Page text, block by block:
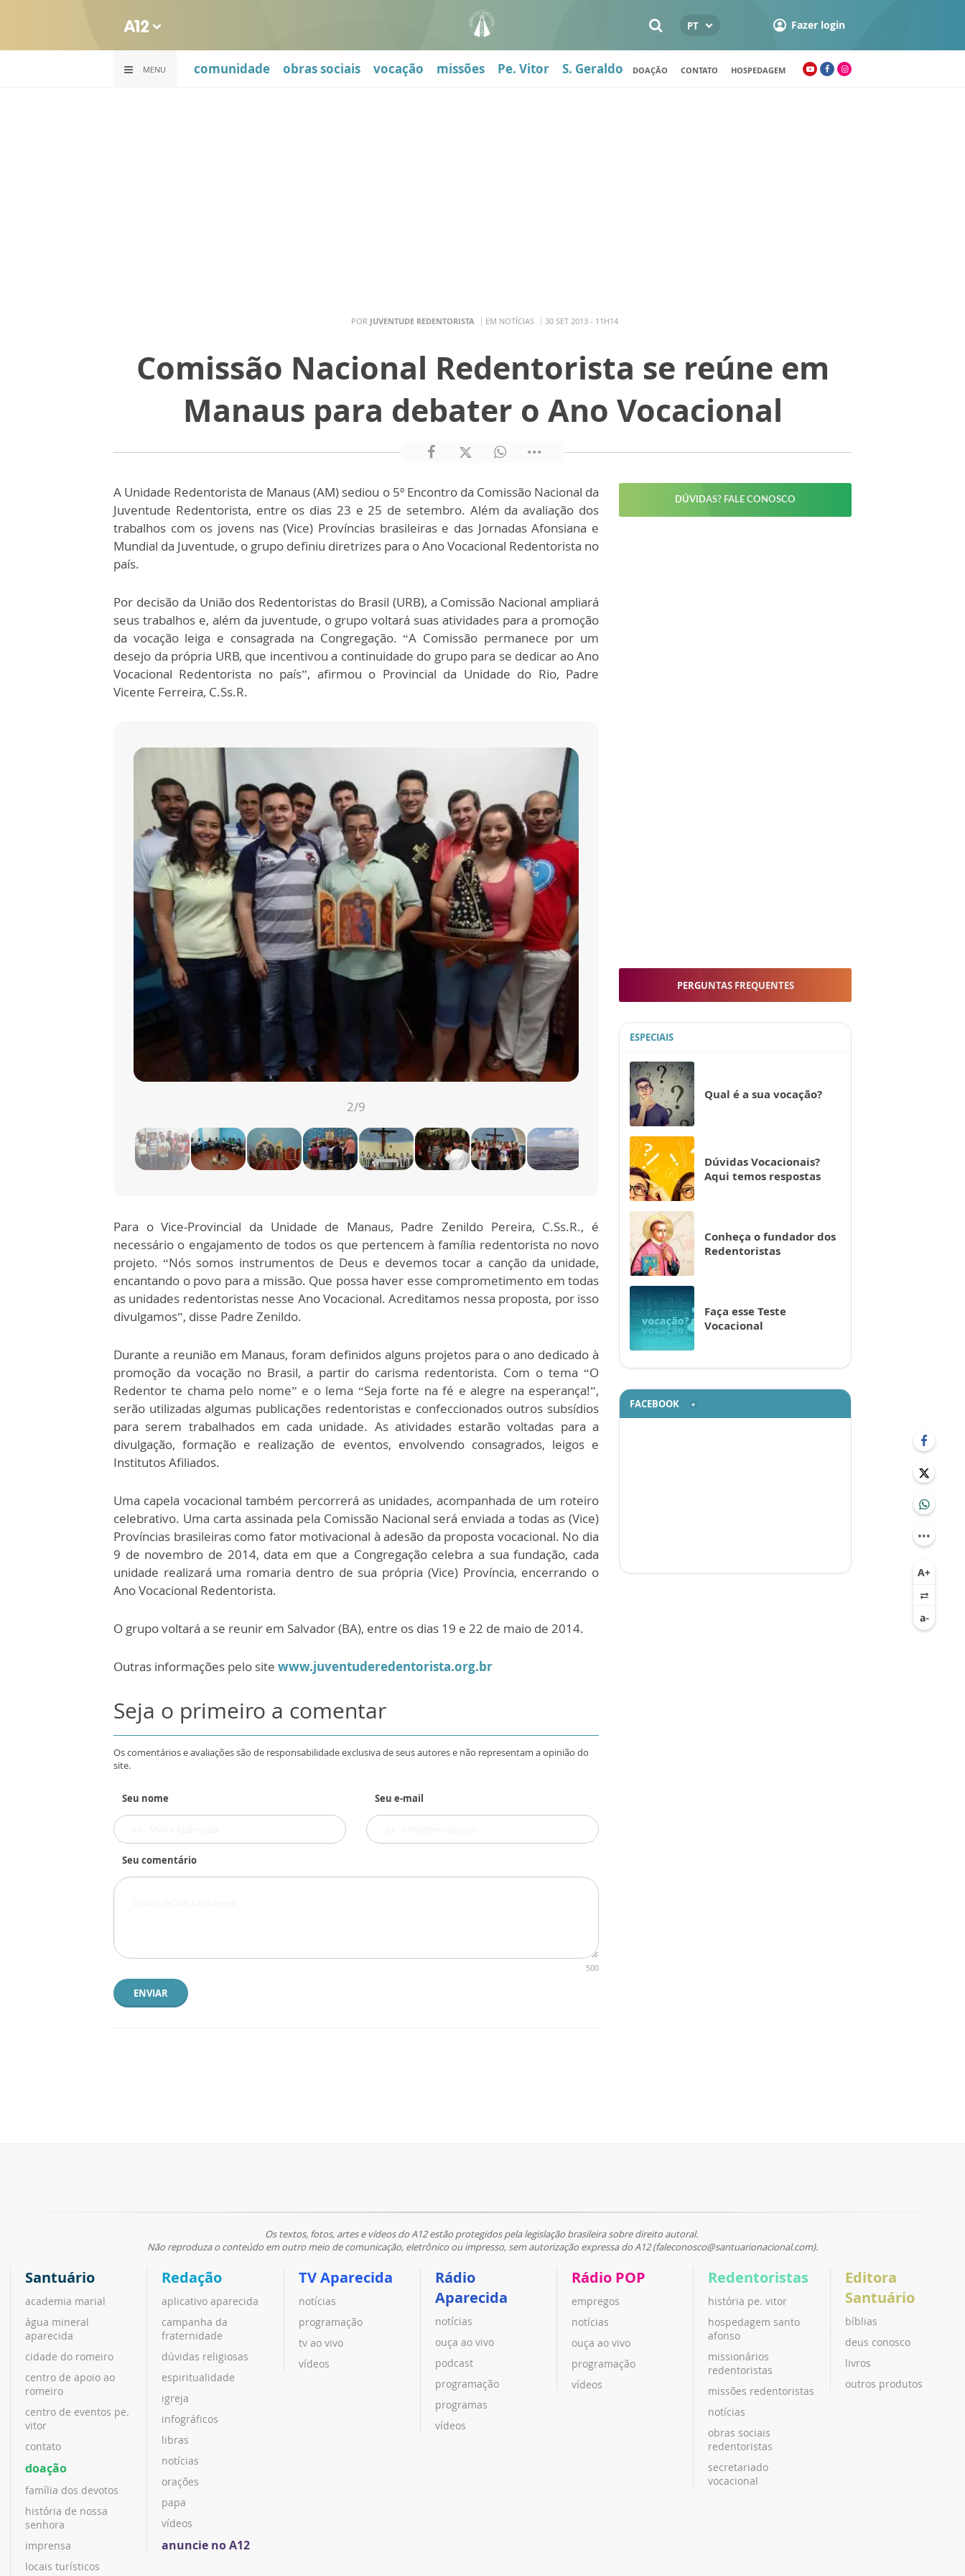
PT Fazer login
MENU comunidade obras sociais vocação missões Pe. Vitor S. Geraldo DOAÇÃO CONTATO HOSPEDAGEM
POR JUVENTUDE REDENTORISTA EM NOTÍCIAS 30 SET 2013 - 11H14
Comissão Nacional Redentorista se reúne em
Manaus para debater o Ano Vocacional
A Unidade Redentorista de Manaus (AM) sediou o 5º Encontro da Comissão Nacional da
Juventude Redentorista, entre os dias 23 e 25 de setembro. Além da avaliação dos
trabalhos com os jovens nas (Vice) Províncias brasileiras e das Jornadas Afonsiana e
Mundial da Juventude, o grupo definiu diretrizes para o Ano Vocacional Redentorista no
país.
Por decisão da União dos Redentoristas do Brasil (URB), a Comissão Nacional ampliará
seus trabalhos e, além da juventude, o grupo voltará suas atividades para a promoção
da vocação leiga e consagrada na Congregação. “A Comissão permanece por um
desejo da própria URB, que incentivou a continuidade do grupo para se dedicar ao Ano
Vocacional Redentorista no país”, afirmou o Provincial da Unidade do Rio, Padre
Vicente Ferreira, C.Ss.R.
2/9
Para o Vice-Provincial da Unidade de Manaus, Padre Zenildo Pereira, C.Ss.R., é
necessário o engajamento de todos os que pertencem à família redentorista no novo
projeto. “Nós somos instrumentos de Deus e devemos tocar a canção da unidade,
encantando o povo para a missão. Que possa haver esse comprometimento em todas
as unidades redentoristas nesse Ano Vocacional. Acreditamos nessa proposta, por isso
divulgamos”, disse Padre Zenildo.
Durante a reunião em Manaus, foram definidos alguns projetos para o ano dedicado à
promoção da vocação no Brasil, a partir do carisma redentorista. Com o tema “O
Redentor te chama pelo nome” e o lema “Seja forte na fé e alegre na esperança!”,
serão utilizadas algumas publicações redentoristas e confeccionados outros subsídios
para serem trabalhados em cada unidade. As atividades estarão voltadas para a
divulgação, formação e realização de eventos, envolvendo consagrados, leigos e
Institutos Afiliados.
Uma capela vocacional também percorrerá as unidades, acompanhada de um roteiro
celebrativo. Uma carta assinada pela Comissão Nacional será enviada a todas as (Vice)
Províncias brasileiras como fator motivacional à adesão da proposta vocacional. No dia
9 de novembro de 2014, data em que a Congregação celebra a sua fundação, cada
unidade realizará uma romaria dentro de sua própria (Vice) Província, encerrando o
Ano Vocacional Redentorista.
O grupo voltará a se reunir em Salvador (BA), entre os dias 19 e 22 de maio de 2014.
Outras informações pelo site www.juventuderedentorista.org.br
Seja o primeiro a comentar
Os comentários e avaliações são de responsabilidade exclusiva de seus autores e não representam a opinião do
site.
Seu nome Seu e-mail
Seu comentário
500
ENVIAR
DÚVIDAS? FALE CONOSCO
PERGUNTAS FREQUENTES
ESPECIAIS
Qual é a sua vocação?
Dúvidas Vocacionais?
Aqui temos respostas
Conheça o fundador dos
Redentoristas
Faça esse Teste
Vocacional
FACEBOOK
Os textos, fotos, artes e vídeos do A12 estão protegidos pela legislação brasileira sobre direito autoral.
Não reproduza o conteúdo em outro meio de comunicação, eletrônico ou impresso, sem autorização expressa do A12 (faleconosco@santuarionacional.com).
Santuário
academia marial
água mineral
aparecida
cidade do romeiro
centro de apoio ao
romeiro
centro de eventos pe.
vitor
contato
doação
família dos devotos
história de nossa
senhora
imprensa
locais turísticos
Redação
aplicativo aparecida
campanha da
fraternidade
dúvidas religiosas
espiritualidade
igreja
infográficos
libras
notícias
orações
papa
vídeos
anuncie no A12
TV Aparecida
notícias
programação
tv ao vivo
vídeos
Rádio
Aparecida
notícias
ouça ao vivo
podcast
programação
programas
vídeos
Rádio POP
empregos
notícias
ouça ao vivo
programação
vídeos
Redentoristas
história pe. vitor
hospedagem santo
afonso
missionários
redentoristas
missões redentoristas
notícias
obras sociais
redentoristas
secretariado
vocacional
Editora
Santuário
bíblias
deus conosco
livros
outros produtos